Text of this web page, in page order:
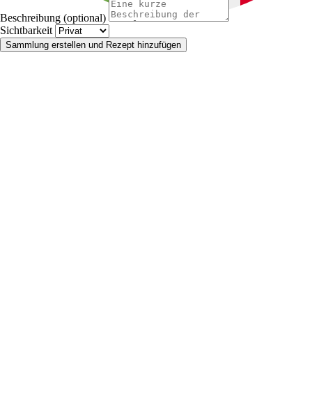
Beschreibung (optional)
Sichtbarkeit
Sammlung erstellen und Rezept hinzufügen